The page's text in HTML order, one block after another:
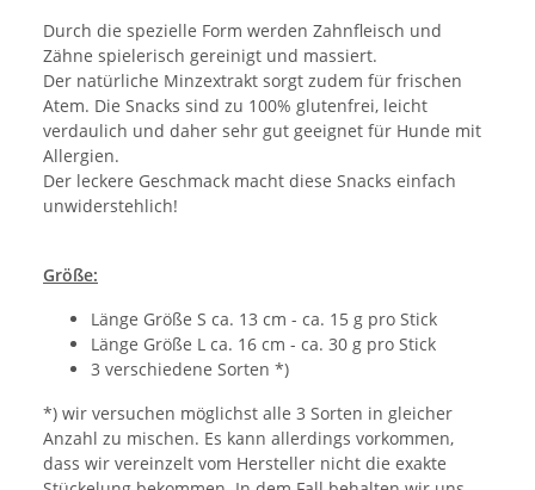
Durch die spezielle Form werden Zahnfleisch und
Zähne spielerisch gereinigt und massiert.
Der natürliche Minzextrakt sorgt zudem für frischen
Atem. Die Snacks sind zu 100% glutenfrei, leicht
verdaulich und daher sehr gut geeignet für Hunde mit
Allergien.
Der leckere Geschmack macht diese Snacks einfach
unwiderstehlich!
Größe:
Länge Größe S ca. 13 cm - ca. 15 g pro Stick
Länge Größe L ca. 16 cm - ca. 30 g pro Stick
3 verschiedene Sorten *)
*) wir versuchen möglichst alle 3 Sorten in gleicher
Anzahl zu mischen. Es kann allerdings vorkommen,
dass wir vereinzelt vom Hersteller nicht die exakte